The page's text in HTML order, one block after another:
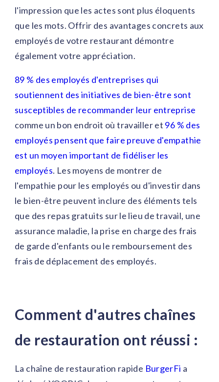
l'impression que les actes sont plus éloquents
que les mots. Offrir des avantages concrets aux
employés de votre restaurant démontre
également votre appréciation.
89 % des employés d'entreprises qui
soutiennent des initiatives de bien-être sont
susceptibles de recommander leur entreprise
comme un bon endroit où travailler et 96 % des
employés pensent que faire preuve d'empathie
est un moyen important de fidéliser les
employés. Les moyens de montrer de
l'empathie pour les employés ou d'investir dans
le bien-être peuvent inclure des éléments tels
que des repas gratuits sur le lieu de travail, une
assurance maladie, la prise en charge des frais
de garde d'enfants ou le remboursement des
frais de déplacement des employés.
Comment d'autres chaînes
de restauration ont réussi :
La chaîne de restauration rapide BurgerFi a